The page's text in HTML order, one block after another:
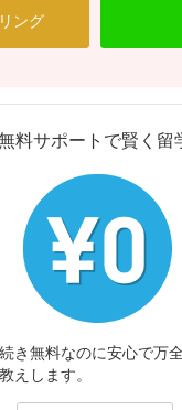
ング
料サポートで賢く留
き無料なのに安心で万
えします。